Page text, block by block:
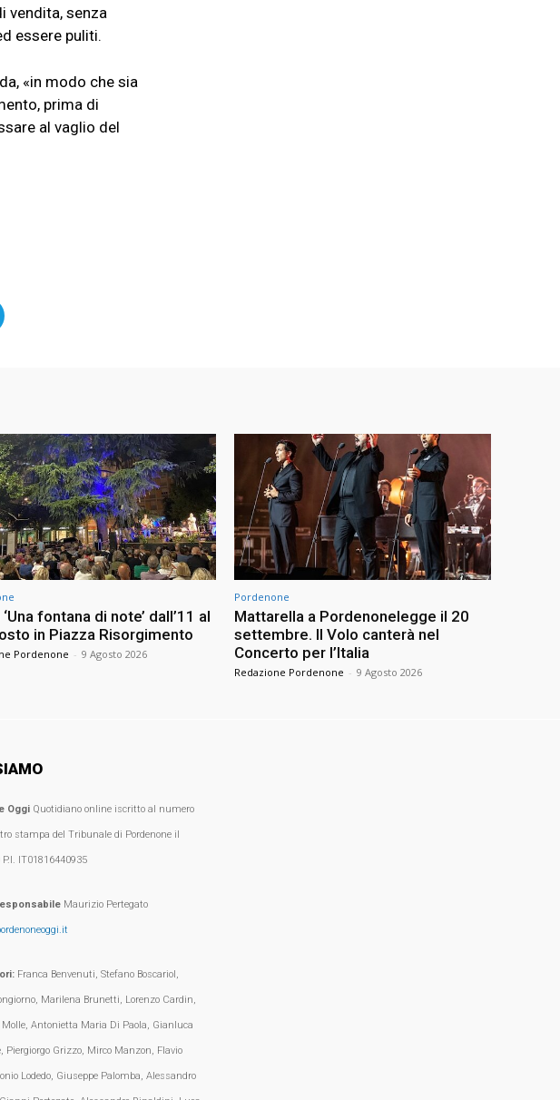
vendita, senza
essere puliti.
«in modo che sia
prima di
al vaglio del
fontana di note’ dall’11 al
in Piazza Risorgimento
Pordenone - 9 Agosto 2026
Pordenone
Mattarella a Pordenonelegge il 20
settembre. Il Volo canterà nel
Concerto per l’Italia
Redazione Pordenone - 9 Agosto 2026
OggiQuotidiano online iscritto al numero
stampa del Tribunale di Pordenone il
IT01816440935
Maurizio Pertegato
Franca Benvenuti, Stefano Boscariol,
Marilena Brunetti, Lorenzo Cardin,
Molle, Antonietta Maria Di Paola, Gianluca
Piergiorgo Grizzo, Mirco Manzon, Flavio
Lodedo, Giuseppe Palomba, Alessandro